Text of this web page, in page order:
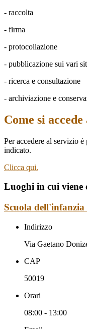
- raccolta
- firma
- protocollazione
- pubblicazione sui vari
- ricerca e consultazione
- archiviazione e
Come si
Per accedere al servizio
indicato.
Clicca qui.
Luoghi in cui viene
Scuola
Indirizzo
Via Gaetano
CAP
50019
Orari
08:00 - 13:00